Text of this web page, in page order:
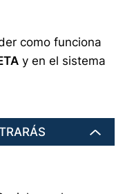
como funciona
y en el sistema